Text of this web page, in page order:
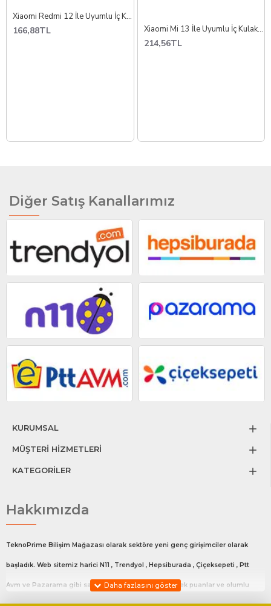
Xiaomi Redmi 12 İle Uyumlu İç Kulaklık
166,88TL Xiaomi Mi 13 İle Uyumlu İç Kulaklık Gelen Ses İthal Film 2211133C 2211133G
214,56TL
Diğer Satış Kanallarımız
KURUMSAL
MÜŞTERİ HİZMETLERİ
KATEGORİLER
Hakkımızda
TeknoPrime Bilişim Mağazası olarak sektöre yeni genç girişimciler olarak
başladık. Web sitemiz harici N11 , Trendyol , Hepsiburada , Çiçeksepeti , Ptt
Avm ve Pazarama gibi satış platfromlarında en yüksek puanlar ve olumlu